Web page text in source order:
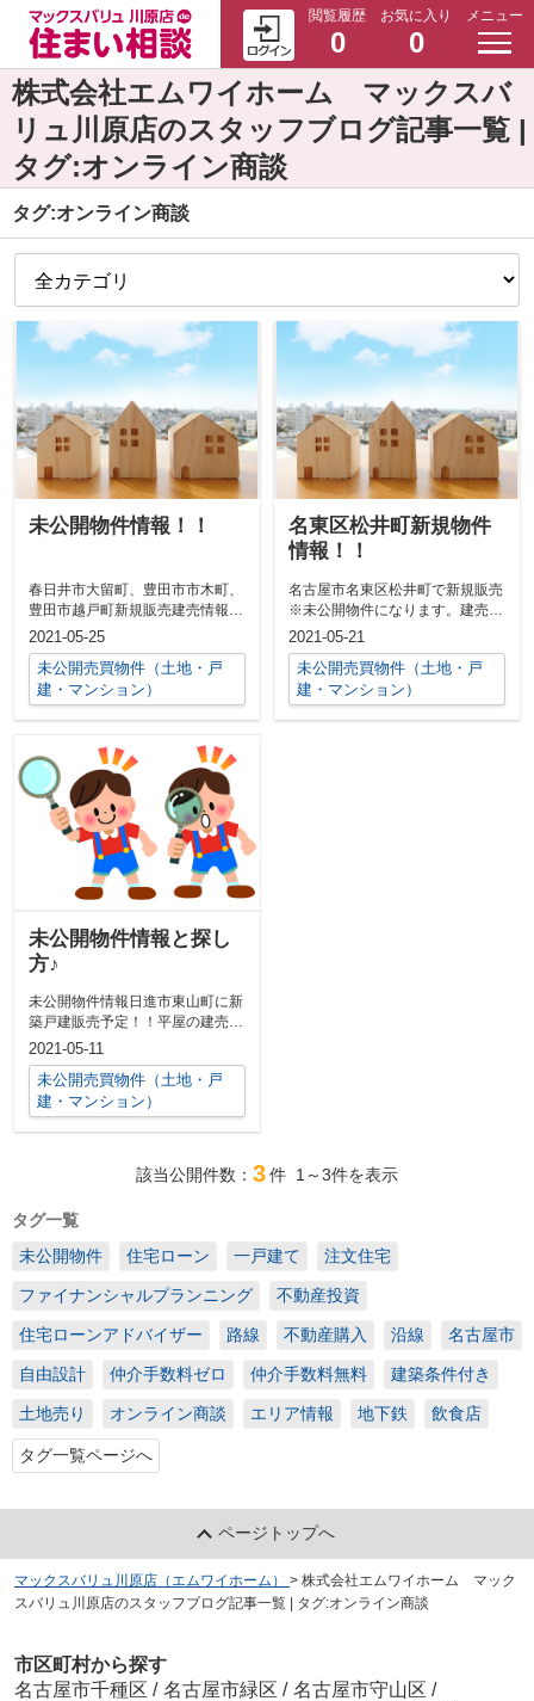
閲覧履歴
0
お気に入り
0
メニュー
株式会社エムワイホーム マックスバ
リュ川原店のスタッフブログ記事一覧 |
タグ:オンライン商談
タグ:オンライン商談
未公開物件情報！！
春日井市大留町、豊田市市木町、
豊田市越戸町新規販売建売情報
♪※未公開物件になります。土地
売りも可能で...
2021-05-25
未公開売買物件（土地・戸
建・マンション）
名東区松井町新規物件
情報！！
名古屋市名東区松井町で新規販売
※未公開物件になります。建売分
譲住宅予定地ですが、6月中であ
れば自由設...
2021-05-21
未公開売買物件（土地・戸
建・マンション）
未公開物件情報と探し
方♪
未公開物件情報日進市東山町に新
築戸建販売予定！！平屋の建売に
興味のある方！！千種区香流橋に
て販売予定...
2021-05-11
未公開売買物件（土地・戸
建・マンション）
該当公開件数： 3件 1～3件を表示
タグ一覧
未公開物件
住宅ローン 一戸建て 注文住宅
ファイナンシャルプランニング 不動産投資
住宅ローンアドバイザー 路線 不動産購入 沿線 名古屋市
自由設計 仲介手数料ゼロ 仲介手数料無料 建築条件付き
土地売り オンライン商談 エリア情報 地下鉄 飲食店
タグ一覧ページへ
ページトップへ
マックスバリュ川原店（エムワイホーム） > 株式会社エムワイホーム マック
スバリュ川原店のスタッフブログ記事一覧 | タグ:オンライン商談
市区町村から探す
名古屋市千種区 / 名古屋市緑区 / 名古屋市守山区 /